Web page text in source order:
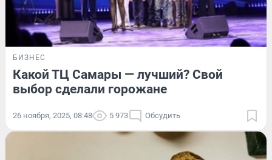
БИЗНЕС
Какой ТЦ Самары — лучший? Свой
выбор сделали горожане
26 ноября, 2025, 08:48 5 973 Обсудить